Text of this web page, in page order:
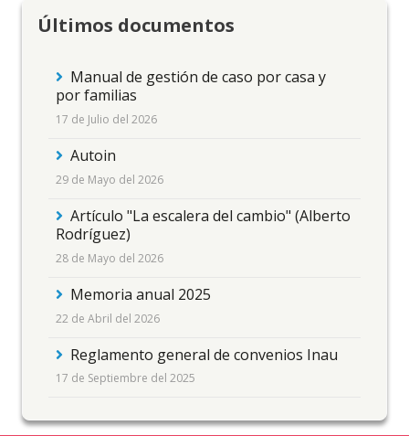
Últimos documentos
Manual de gestión de caso por casa y
por familias
17 de Julio del 2026
Autoin
29 de Mayo del 2026
Artículo "La escalera del cambio" (Alberto
Rodríguez)
28 de Mayo del 2026
Memoria anual 2025
22 de Abril del 2026
Reglamento general de convenios Inau
17 de Septiembre del 2025